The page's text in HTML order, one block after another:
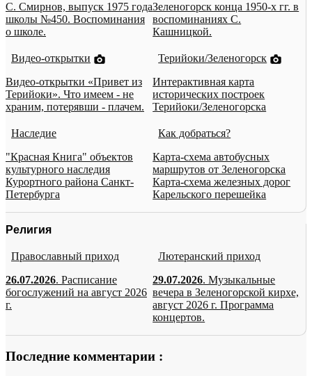
С. Смирнов, выпуск 1975 года
школы №450. Воспоминания
о школе.
Зеленогорск конца 1950-х гг. в
воспоминаниях С.
Кашницкой.
Видео-открытки
Видео-открытки «Привет из
Терийоки». Что имеем - не
храним, потерявши - плачем.
Терийоки/Зеленогорск
Интерактивная карта
исторических построек
Терийоки/Зеленогорска
Наследие
"Красная Книга" объектов
культурного наследия
Курортного района Санкт-
Петербурга
Как добраться?
Карта-схема автобусных
маршрутов от Зеленогорска
Карта-схема железных дорог
Карельского перешейка
Религия
Православный приход
26.07.2026. Расписание
богослужений на август 2026
г.
Лютеранский приход
29.07.2026. Музыкальные
вечера в Зеленогорской кирхе,
август 2026 г. Программа
концертов.
Последние комментарии :